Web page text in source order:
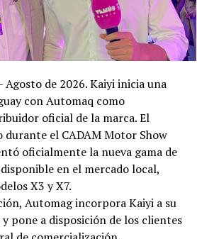
Agosto de 2026. Kaiyi inicia una
con Automaq como
oficial de la marca. El
durante el CADAM Motor Show
oficialmente la nueva gama de
en el mercado local,
X3 y X7.
Automag incorpora Kaiyi a su
pone a disposición de los clientes